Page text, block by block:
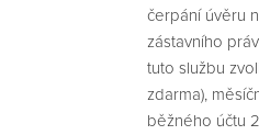
čerpání úvěru
zástavního
tuto službu
zdarma),
běžného účtu